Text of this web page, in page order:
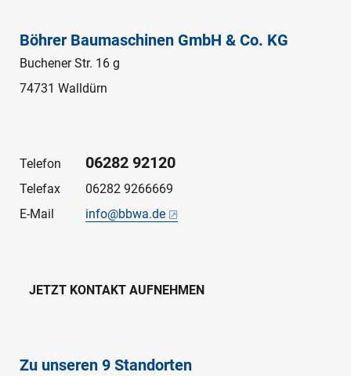
Böhrer Baumaschinen GmbH & Co. KG
Buchener Str. 16 g
74731 Walldürn
Telefon 06282 92120
Telefax
06282 9266669
E-Mail
info@bbwa.de
JETZT KONTAKT AUFNEHMEN
Zu unseren 9 Standorten